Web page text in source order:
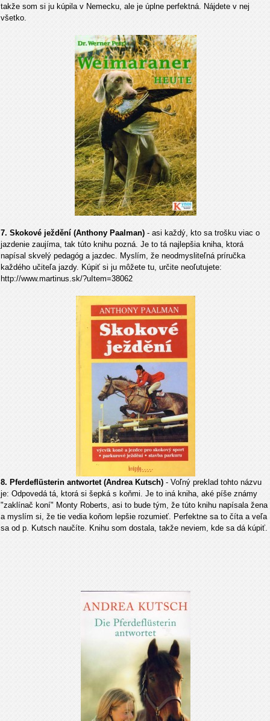
takže som si ju kúpila v Nemecku, ale je úplne perfektná. Nájdete v nej
všetko.
7. Skokové ježdění (Anthony Paalman) - asi každý, kto sa trošku viac o
jazdenie zaujíma, tak túto knihu pozná. Je to tá najlepšia kniha, ktorá
napísal skvelý pedagóg a jazdec. Myslím, že neodmysliteľná príručka
každého učiteľa jazdy. Kúpiť si ju môžete tu, určite neoľutujete:
http://www.martinus.sk/?uItem=38062
8. Pferdefl üsterin antwortet (Andrea Kutsch) - Voľný preklad tohto názvu
je: Odpovedá tá, ktorá si šepká s koňmi. Je to iná kniha, aké píše známy
"zaklínač koní" Monty Roberts, asi to bude tým, že túto knihu napísala žena
a myslím si, že tie vedia koňom lepšie rozumieť. Perfektne sa to číta a veľa
sa od p. Kutsch naučíte. Knihu som dostala, takže neviem, kde sa dá kúpiť.